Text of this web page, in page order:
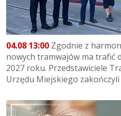
04.08 13:00 Zgodnie z
nowych tramwajów ma trafić
2027 roku. Przedstawiciele
Urzędu Miejskiego zakończyli